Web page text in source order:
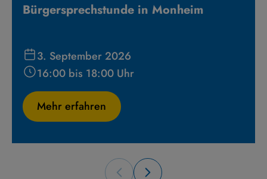
Bürgersprechstunde in Monheim
3. September 2026
16:00 bis 18:00 Uhr
Mehr erfahren